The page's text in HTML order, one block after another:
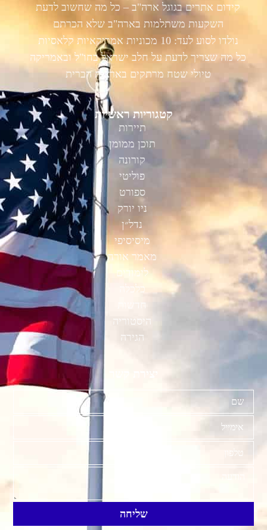
קידום אתרים בגוגל ארה"ב – כל מה שחשוב לדעת
השקעות משתלמות בארה"ב שלא הכרתם
נולדו לסוע לעד: 10 מכוניות אמריקאיות קלאסיות
כל מה שצריך לדעת על חלב ישראל בחו"ל ובאמריקה
טיולי שטח מרתקים בארצות הברית
קטגוריות ראשיות
תיירות
תוכן ממומן
קורונה
פוליטי
ספורט
ניו יורק
נדל״ן
מיסיסיפי
מאמר אורח
לימודים
כלכלה
חדשות
היסטוריה
הגירה
שליחה